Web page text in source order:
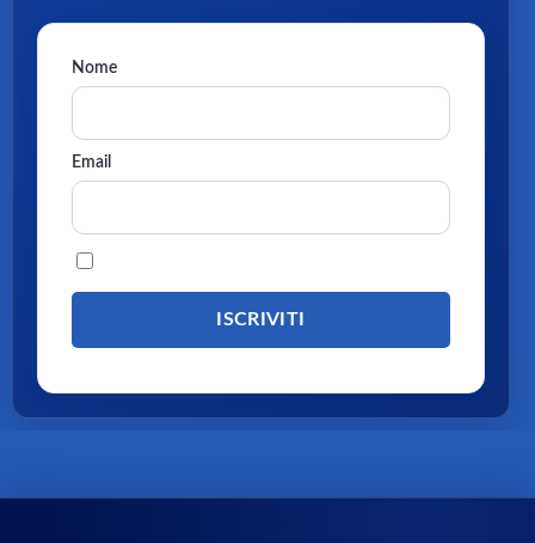
Nome
Email